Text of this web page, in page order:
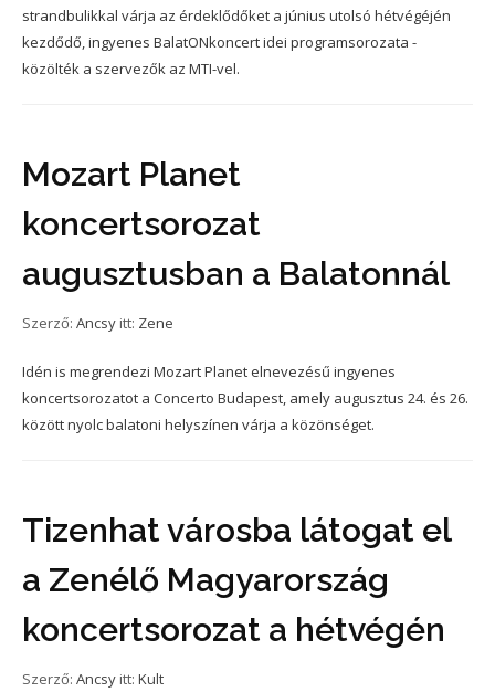
strandbulikkal várja az érdeklődőket a június utolsó hétvégéjén
kezdődő, ingyenes BalatONkoncert idei programsorozata -
közölték a szervezők az MTI-vel.
Mozart Planet
koncertsorozat
augusztusban a Balatonnál
Szerző: Ancsy itt: Zene
Idén is megrendezi Mozart Planet elnevezésű ingyenes
koncertsorozatot a Concerto Budapest, amely augusztus 24. és 26.
között nyolc balatoni helyszínen várja a közönséget.
Tizenhat városba látogat el
a Zenélő Magyarország
koncertsorozat a hétvégén
Szerző: Ancsy itt: Kult